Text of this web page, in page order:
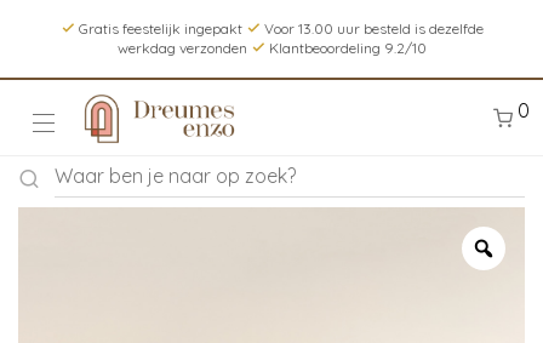
Gratis feestelijk ingepakt
Voor 13.00 uur besteld is dezelfde
werkdag verzonden
Klantbeoordeling 9.2/10
0